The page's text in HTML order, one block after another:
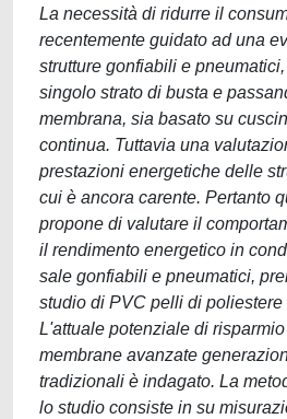
La necessità di ridurre il
recentemente guidato ad una
strutture gonfiabili e
singolo strato di busta e
membrana, sia basato su
continua. Tuttavia una
prestazioni energetiche delle
cui è ancora carente. Pertanto
propone di valutare il
il rendimento energetico in
sale gonfiabili e pneumatici,
studio di PVC pelli di poliestere
L'attuale potenziale di
membrane avanzate
tradizionali è indagato. La
lo studio consiste in su